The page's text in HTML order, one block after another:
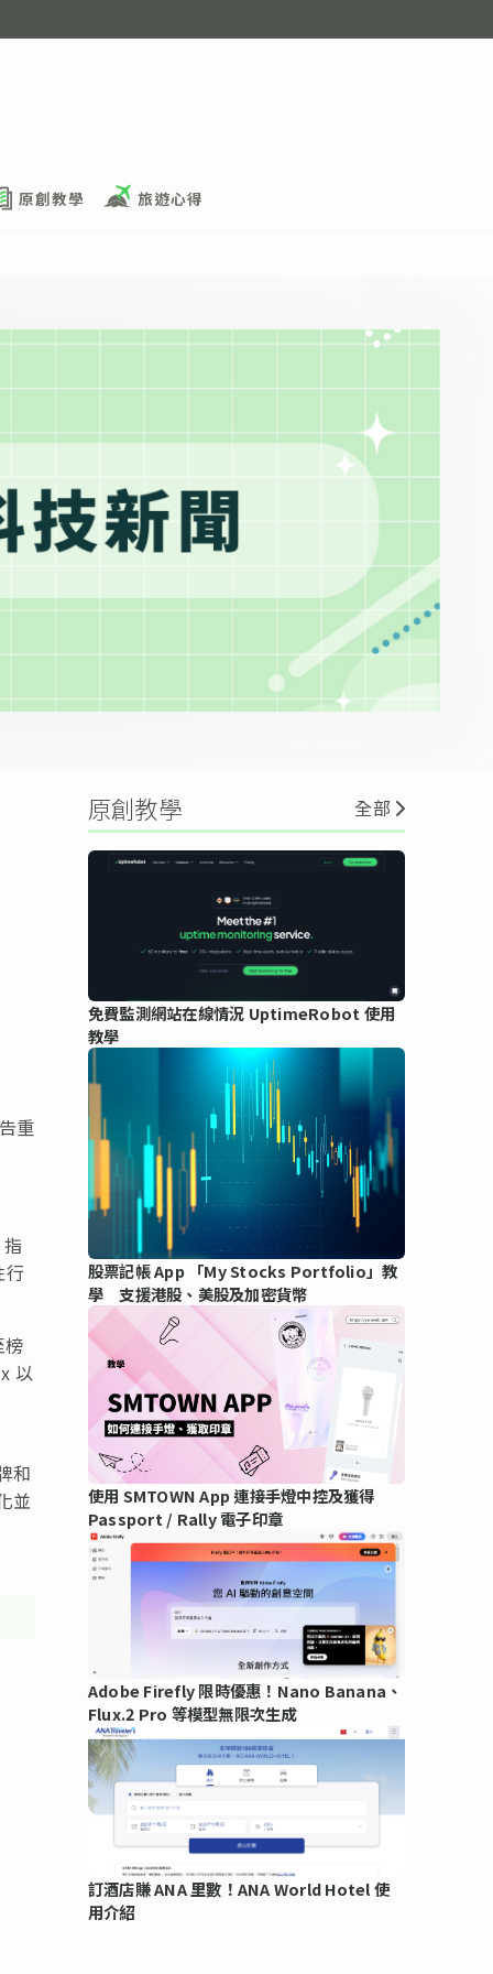
原創教學 旅遊心得
重
行
榜
以
和
並
原創教學 全部
免費監測網站在線情況 UptimeRobot 使用
教學
股票記帳 App 「My Stocks Portfolio」教
學 支援港股、美股及加密貨幣
使用 SMTOWN App 連接手燈中控及獲得
Passport / Rally 電子印章
Adobe Firefly 限時優惠！Nano Banana、
Flux.2 Pro 等模型無限次生成
訂酒店賺 ANA 里數！ANA World Hotel 使
用介紹